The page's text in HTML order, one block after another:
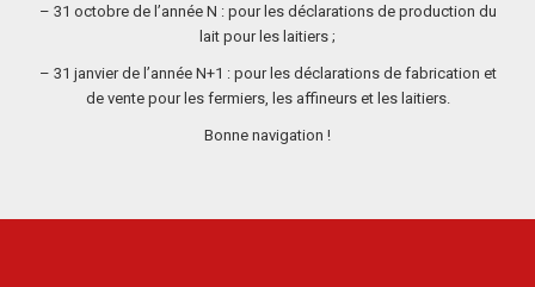
– 31 octobre de l’année N : pour les déclarations de production du
lait pour les laitiers ;
– 31 janvier de l’année N+1 : pour les déclarations de fabrication et
de vente pour les fermiers, les affineurs et les laitiers.
Bonne navigation !